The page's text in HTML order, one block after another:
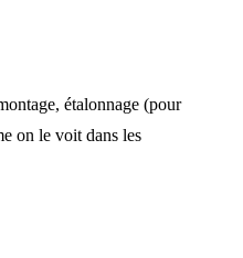
étalonnage (pour
on le voit dans les